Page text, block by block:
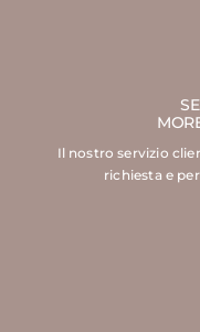
Il nostro servizio
richiesta e